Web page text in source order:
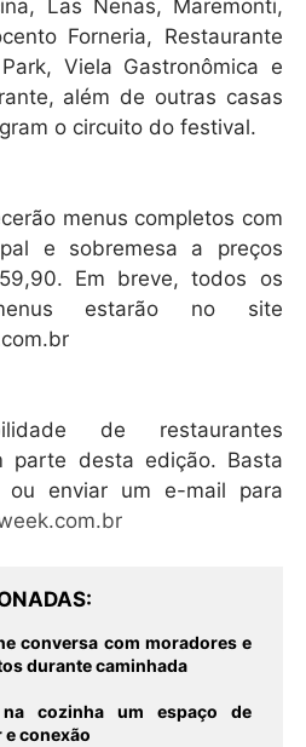
Las Nenas, Maremonti,
Forneria, Restaurante
Viela Gastronômica e
além de outras casas
o circuito do festival.
menus completos com
e sobremesa a preços
Em breve, todos os
estarão no site
de restaurantes
parte desta edição. Basta
enviar um e-mail para
conversa com moradores e
durante caminhada
na cozinha um espaço de
estar e conexão